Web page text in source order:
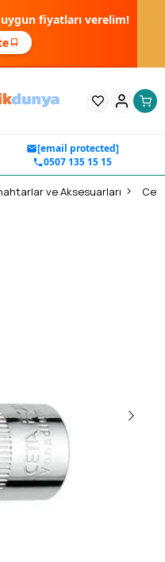
fiyatları verelim!
[email protected]
0507 135 15 15
ve Aksesuarları